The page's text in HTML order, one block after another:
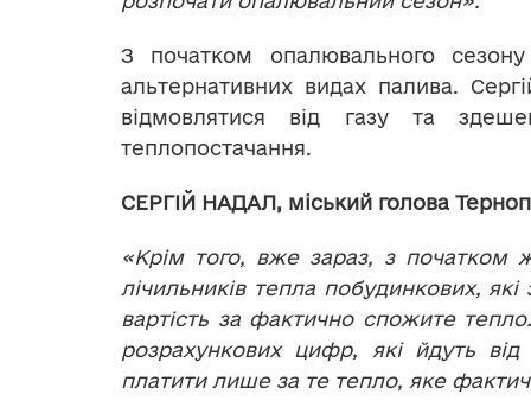
З початком опалювального
альтернативних видах палива.
відмовлятися від газу та
теплопостачання.
СЕРГІЙ НАДАЛ, міський голова
«Крім того, вже зараз, з початком
лічильників тепла побудинкових,
вартість за фактично спожите
розрахункових цифр, які йдуть
платити лише за те тепло, яке